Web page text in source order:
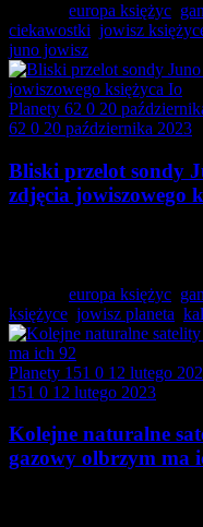
europa księżyc
ciekawostki jowisz
juno jowisz
Planety 62 0 20
62 0 20 października 2023
Bliski przelot sondy
zdjęcia jowiszowego
europa księżyc
księżyce jowisz planeta
Planety 151 0 12 lutego
151 0 12 lutego 2023
Kolejne naturalne
gazowy olbrzym ma